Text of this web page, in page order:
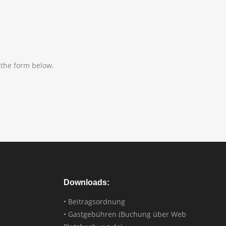
form below.
Downloads:
• Beitragsordnung
• Gastgebühren (Buchung über Web